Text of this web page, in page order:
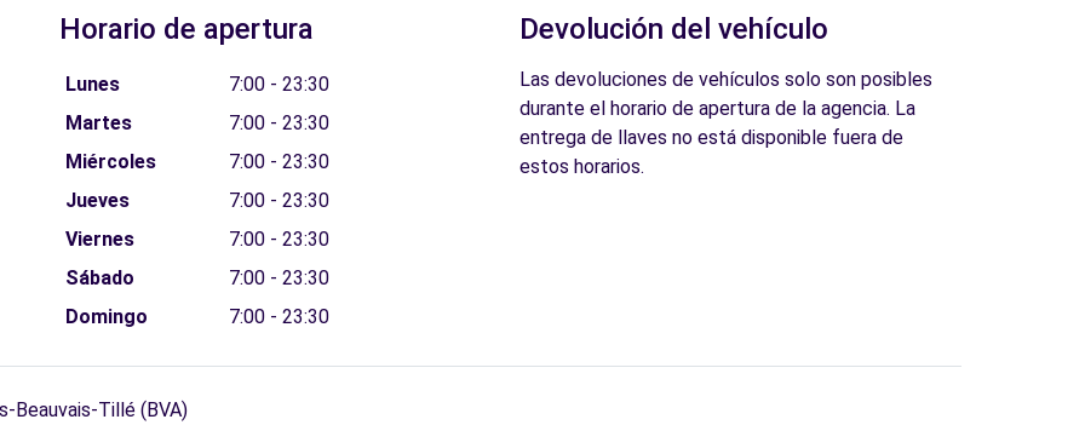
Horario de apertura
Lunes
7:00 - 23:30
Martes
7:00 - 23:30
Miércoles
7:00 - 23:30
Jueves
7:00 - 23:30
Viernes
7:00 - 23:30
Sábado
7:00 - 23:30
Domingo
7:00 - 23:30
Devolución del vehículo
Las devoluciones de vehículos solo son posibles
durante el horario de apertura de la agencia. La
entrega de llaves no está disponible fuera de
estos horarios.
Beauvais-Tillé (BVA)